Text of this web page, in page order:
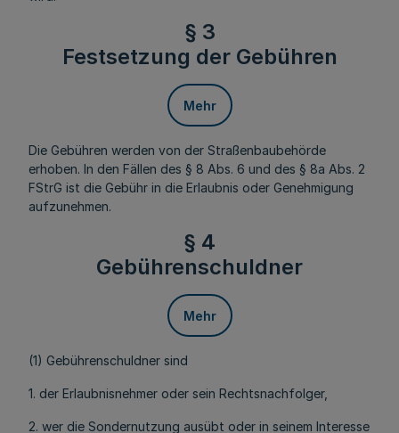
§ 3
Festsetzung der Gebühren
Mehr
Die Gebühren werden von der Straßenbaubehörde
erhoben. In den Fällen des § 8 Abs. 6 und des § 8a Abs. 2
FStrG ist die Gebühr in die Erlaubnis oder Genehmigung
aufzunehmen.
§ 4
Gebührenschuldner
Mehr
(1) Gebührenschuldner sind
1. der Erlaubnisnehmer oder sein Rechtsnachfolger,
2. wer die Sondernutzung ausübt oder in seinem Interesse